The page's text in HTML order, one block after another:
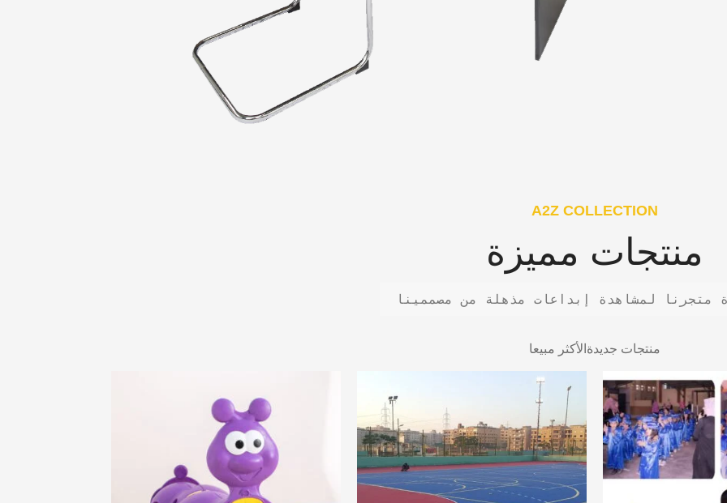
A2Z COLLECTION
منتجات مميزة
متجرنا لمشاهدة إبداعات مذهلة من مصممينا
منتجات جديدة الأكثر مبيعا